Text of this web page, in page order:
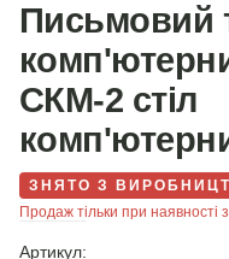
Письмовий
СКМ-2 стіл
ЗНЯТО З
Продаж тільки при наявності
Артикул: